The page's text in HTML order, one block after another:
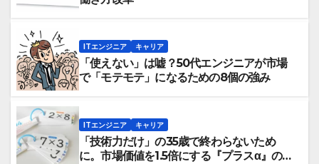
ITエンジニア キャリア
「使えない」は嘘？50代エンジニアが市場
で「モテモテ」になるための8個の強み
ITエンジニア キャリア
「技術力だけ」の35歳で終わらないため
に。市場価値を1.5倍にする『プラスα』の掛